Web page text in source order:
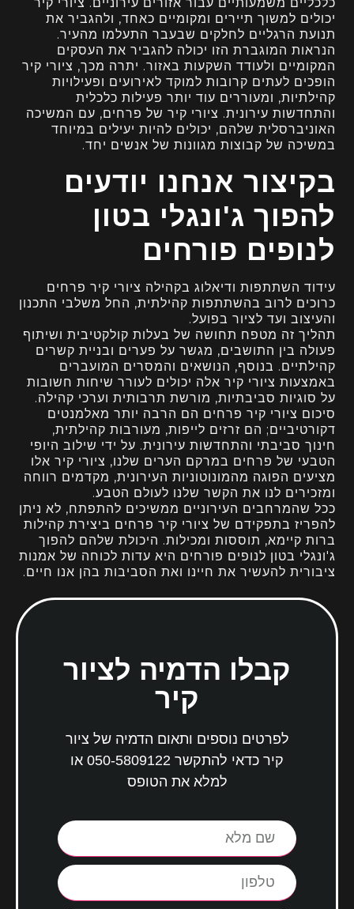
כלכליים משמעותיים עבור אזורים עירוניים. ציורי קיר
יכולים למשוך תיירים ומקומיים כאחד, ולהגביר את
תנועת הרגליים לחלקים שבעבר התעלמו מהעיר.
הנראות המוגברת הזו יכולה להגביר את העסקים
המקומיים ולעודד השקעות באזור. יתרה מכך, ציורי קיר
הופכים לעתים קרובות למוקד לאירועים ופעילויות
קהילתיות, ומעוררים עוד יותר פעילות כלכלית
והתחדשות עירונית. ציורי קיר של פרחים, עם המשיכה
האוניברסלית שלהם, יכולים להיות יעילים במיוחד
במשיכה של קבוצות מגוונות של אנשים יחד.
בקיצור אנחנו יודעים
להפוך ג'ונגלי בטון
לנופים פורחים
עידוד השתתפות ודיאלוג בקהילה ציורי קיר פרחים
כרוכים לרוב בהשתתפות קהילתית, החל משלבי התכנון
והעיצוב ועד לציור בפועל.
תהליך זה מטפח תחושה של בעלות קולקטיבית ושיתוף
פעולה בין התושבים, מגשר על פערים ובניית קשרים
קהילתיים. בנוסף, הנושאים והמסרים המועברים
באמצעות ציורי קיר אלה יכולים לעורר שיחות חשובות
על סוגיות סביבתיות, מורשת תרבותית וערכי קהילה.
סיכום ציורי קיר פרחים הם הרבה יותר מאלמנטים
דקורטיביים; הם זרזים לייפות, מעורבות קהילתית,
חינוך סביבתי והתחדשות עירונית. על ידי שילוב היופי
הטבעי של פרחים במרקם הערים שלנו, ציורי קיר אלו
מציעים הפוגה מהמונוטוניות העירונית, מקדמים רווחה
ומזכירים לנו את הקשר שלנו לעולם הטבע.
ככל שהמרחבים העירוניים ממשיכים להתפתח, לא ניתן
להפריז בתפקידם של ציורי קיר פרחים ביצירת קהילות
ברות קיימא, תוססות ומכילות. היכולת שלהם להפוך
ג'ונגלי בטון לנופים פורחים היא עדות לכוחה של אמנות
ציבורית להעשיר את חיינו ואת הסביבות בהן אנו חיים.
קבלו הדמיה לציור
קיר
לפרטים נוספים ותאום הדמיה של ציור
קיר כדאי להתקשר 050-5809122 או
למלא את הטופס